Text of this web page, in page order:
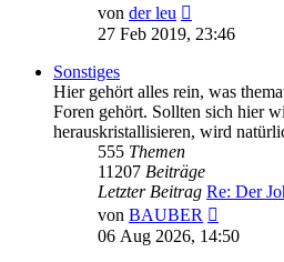
von der leu
Beitrag
27 Feb 2019, 23:46
Sonstiges
Hier gehört alles rein, was
Foren gehört. Sollten sich hier
herauskristallisieren, wird
555 Themen
11207 Beiträge
Letzter Beitrag Re: Der
von BAUBER
Beitrag
06 Aug 2026, 14:50